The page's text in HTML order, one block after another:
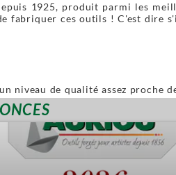
1925, produit parmi les
fabriquer ces outils ! C'est dire
niveau de qualité assez proche